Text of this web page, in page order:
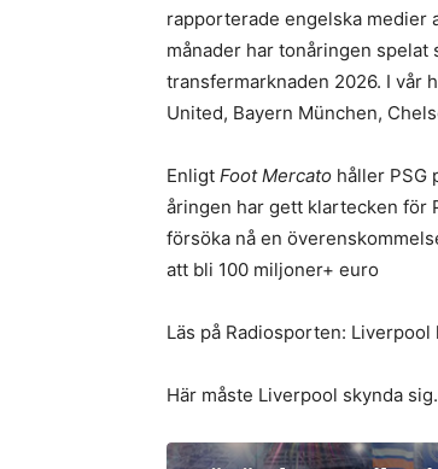
rapporterade engelska medier
månader har tonåringen
transfermarknaden 2026. I vår
United, Bayern München,
Enligt Foot Mercato håller PSG
åringen har gett klartecken för
försöka nå en
att bli 100 miljoner+ euro
Läs på Radiosporten:
Här måste Liverpool skynda